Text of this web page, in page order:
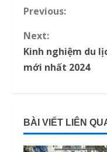
C
o
n
n
Previous:
Next:
Kinh nghiệm du
mới nhất 2024
BÀI VIẾT LIÊN